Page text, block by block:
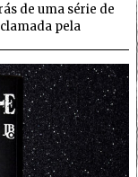
de uma série de
pela